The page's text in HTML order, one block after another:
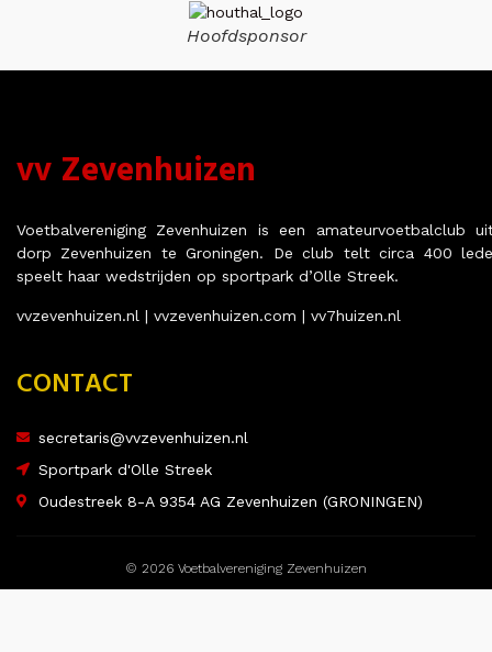
Hoofdsponsor
vv Zevenhuizen
Voetbalvereniging Zevenhuizen is een amateurvoetbalclub
dorp Zevenhuizen te Groningen. De club telt circa 400
speelt haar wedstrijden op sportpark d’Olle Streek.
vvzevenhuizen.nl | vvzevenhuizen.com | vv7huizen.nl
CONTACT
secretaris@vvzevenhuizen.nl
Sportpark d'Olle Streek
Oudestreek 8-A 9354 AG Zevenhuizen (GRONINGEN)
© 2026 Voetbalvereniging Zevenhuizen